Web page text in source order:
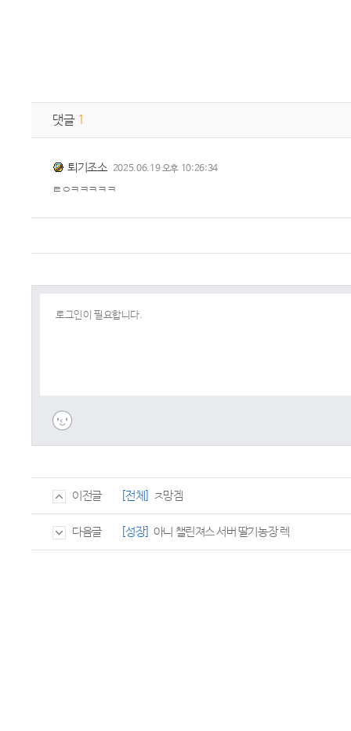
댓글 1
퇴기조소 2025.06.19 오후 10:26:34
ㄹㅇㅋㅋㅋㅋㅋ
이전글 [전체] ㅈ망겜
다음글 [성장] 아니 챌린져스 서버 딸기농장 렉